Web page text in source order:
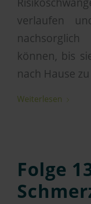
verlaufen
können, bis
nach Hause
Weiterlesen
Folge